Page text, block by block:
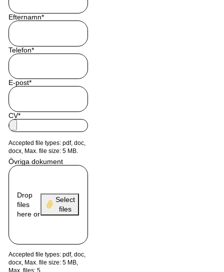
Efternamn*
Telefon*
E-post*
CV*
Accepted file types: pdf, doc,
docx, Max. file size: 5 MB.
Övriga dokument
Drop
files
here or
Select
files
Accepted file types: pdf, doc,
docx, Max. file size: 5 MB,
Max. files: 5.